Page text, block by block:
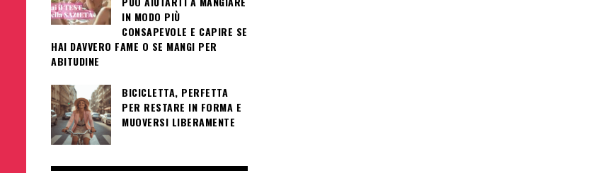
IN MODO PIÙ
CONSAPEVOLE E CAPIRE SE
HAI DAVVERO FAME O SE MANGI PER
ABITUDINE
BICICLETTA, PERFETTA
PER RESTARE IN FORMA E
MUOVERSI LIBERAMENTE